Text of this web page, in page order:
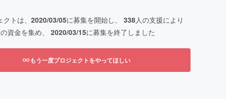
トは、 2020/03/05に募集を開始し、 338人の支援により
資金を集め、 2020/03/15に募集を終了しました
もう一度プロジェクトをやってほしい